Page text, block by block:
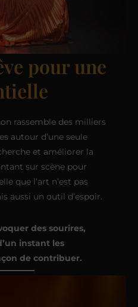
pour une
rassemble des milliers
autour d’une seule
et améliorer la
sur scène pour
que l’art n’est pas
aussi un outil d’espoir.
des sourires,
instant les
de contribuer.